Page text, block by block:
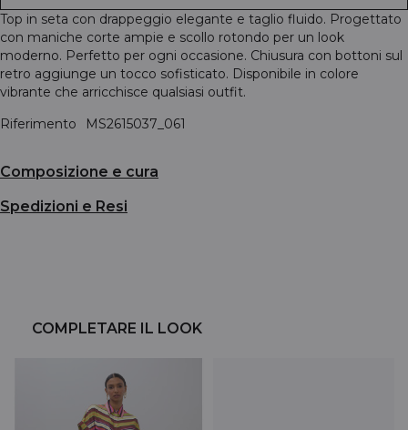
Top in seta con drappeggio elegante e taglio fluido. Progettato
con maniche corte ampie e scollo rotondo per un look
moderno. Perfetto per ogni occasione. Chiusura con bottoni sul
retro aggiunge un tocco sofisticato. Disponibile in colore
vibrante che arricchisce qualsiasi outfit.
Riferimento
MS2615037_061
Composizione e cura
Spedizioni e Resi
COMPLETARE IL LOOK